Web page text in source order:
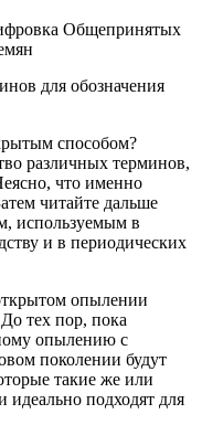
Общепринятых
способом?
различных терминов,
что именно
читайте дальше
используемым в
и в периодических
опылении
тех пор, пока
опылению с
поколении будут
такие же или
идеально подходят для